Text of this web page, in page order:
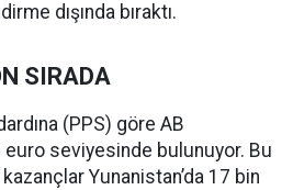
dışında bıraktı.
SIRADA
(PPS) göre AB
euro seviyesinde bulunuyor. Bu
Yunanistan’da 17 bin